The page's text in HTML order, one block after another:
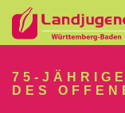
LOGIN
75-
DES